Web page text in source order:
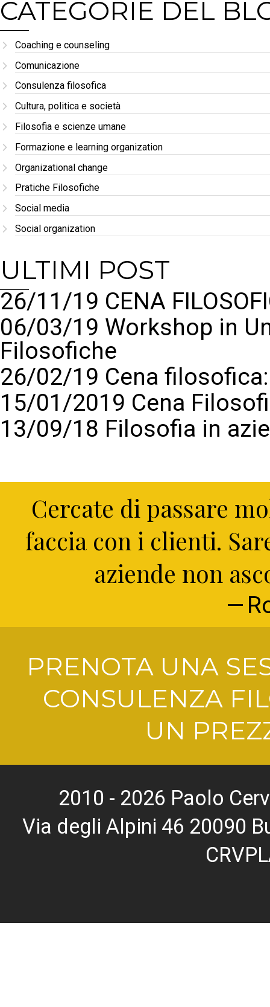
CATEGORIE DEL
Coaching e counseling
Comunicazione
Consulenza filosofica
Cultura, politica e società
Filosofia e scienze umane
Formazione e learning organization
Organizational change
Pratiche Filosofiche
Social media
Social organization
ULTIMI POST
26/11/19 CENA
06/03/19 Workshop in
Filosofiche
26/02/19 Cena filosofica:
15/01/2019 Cena
13/09/18 Filosofia in
Cercate di passare
faccia con i clienti.
aziende non
PRENOTA UNA
CONSULENZA
UN
2010 - 2026 Paolo
Via degli Alpini 46 20090